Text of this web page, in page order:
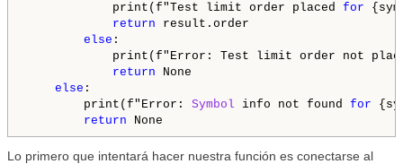
print(f"Test limit order placed for
return result.order
else :
print(f"Error: Test limit order not
return None
else :
print(f"Error: Symbol info not found for
return None
Lo primero que intentará hacer nuestra función es conectarse al